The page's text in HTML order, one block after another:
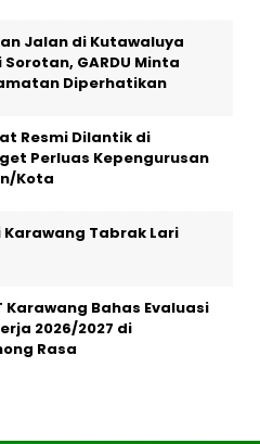
Jalan di Kutawaluya
GARDU Minta
Diperhatikan
Resmi Dilantik di
Perluas Kepengurusan
Kota
Karawang Tabrak Lari
Karawang Bahas Evaluasi
2026/2027 di
Rasa